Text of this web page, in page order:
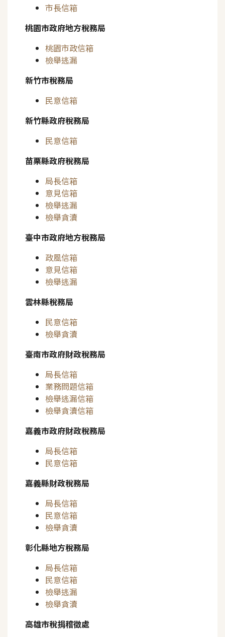
市長信箱
桃園市政府地方稅務局
桃園市政信箱
檢舉逃漏
新竹市稅務局
民意信箱
新竹縣政府稅務局
民意信箱
苗栗縣政府稅務局
局長信箱
意見信箱
檢舉逃漏
檢舉貪瀆
臺中市政府地方稅務局
政風信箱
意見信箱
檢舉逃漏
雲林縣稅務局
民意信箱
檢舉貪瀆
臺南市政府財政稅務局
局長信箱
業務問題信箱
檢舉逃漏信箱
檢舉貪瀆信箱
嘉義市政府財政稅務局
局長信箱
民意信箱
嘉義縣財政稅務局
局長信箱
民意信箱
檢舉貪瀆
彰化縣地方稅務局
局長信箱
民意信箱
檢舉逃漏
檢舉貪瀆
高雄市稅捐稽徵處